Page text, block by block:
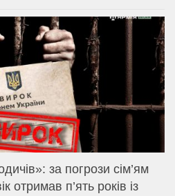
за погрози сім’ям
отримав п’ять років із